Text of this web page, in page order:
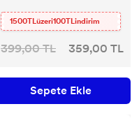
1500TLüzeri100TLindirim
399,00 TL 359,00 TL
Sepete Ekle